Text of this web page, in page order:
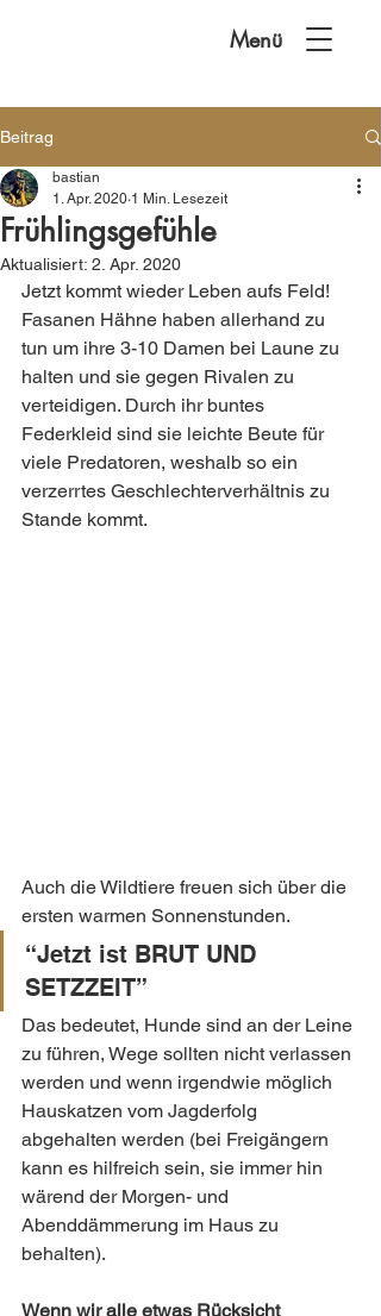
Menü
Beitrag
Frühlingsgefühle
bastian
1. Apr. 2020 1 Min. Lesezeit
Aktualisiert: 2. Apr. 2020
Jetzt kommt wieder Leben aufs Feld!
Fasanen Hähne haben allerhand zu
tun um ihre 3-10 Damen bei Laune zu
halten und sie gegen Rivalen zu
verteidigen. Durch ihr buntes
Federkleid sind sie leichte Beute für
viele Predatoren, weshalb so ein
verzerrtes Geschlechterverhältnis zu
Stande kommt.
Auch die Wildtiere freuen sich über die
ersten warmen Sonnenstunden.
“Jetzt ist BRUT UND
SETZZEIT”
Das bedeutet, Hunde sind an der Leine
zu führen, Wege sollten nicht verlassen
werden und wenn irgendwie möglich
Hauskatzen vom Jagderfolg
abgehalten werden (bei Freigängern
kann es hilfreich sein, sie immer hin
wärend der Morgen- und
Abenddämmerung im Haus zu
behalten).
Wenn wir alle etwas Rücksicht